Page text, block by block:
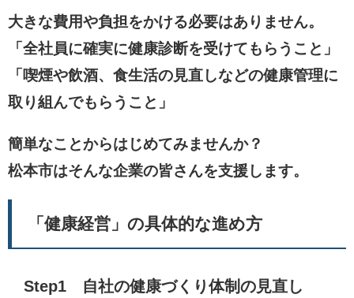
大きな費用や負担をかける必要はありません。
「全社員に確実に健康診断を受けてもらうこと」
「喫煙や飲酒、食生活の見直しなどの健康管理に
取り組んでもらうこと」
簡単なことからはじめてみませんか？
松本市はそんな企業の皆さんを支援します。
「健康経営」の具体的な進め方
Step1 自社の健康づくり体制の見直し